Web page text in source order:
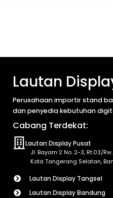
Lautan
Perusahaan importir stand
dan penyedia kebutuhan
Cabang Terdekat:
Lautan Display Pusat
Jl. Bayam 2 No. 2-3, Rt.03/
Kota Tangerang Selatan,
Lautan Display Tangsel
Lautan Display Bandung